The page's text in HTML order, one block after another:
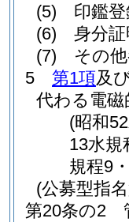
(5)
印鑑
(6)
身分
(7)
その
5
第1項及
代わる電
(昭和
13水規
規程9
(公募型指
第20条の2